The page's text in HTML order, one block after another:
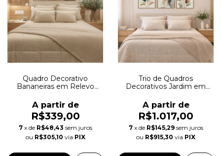
Quadro Decorativo
Bananeiras em Relevo
A partir de
R$339,00
7 x de R$48,43 sem juros
ou R$305,10 via PIX
Trio de Quadros
Decorativos Jardim em
A partir de
R$1.017,00
7 x de R$145,29 sem juros
ou R$915,30 via PIX